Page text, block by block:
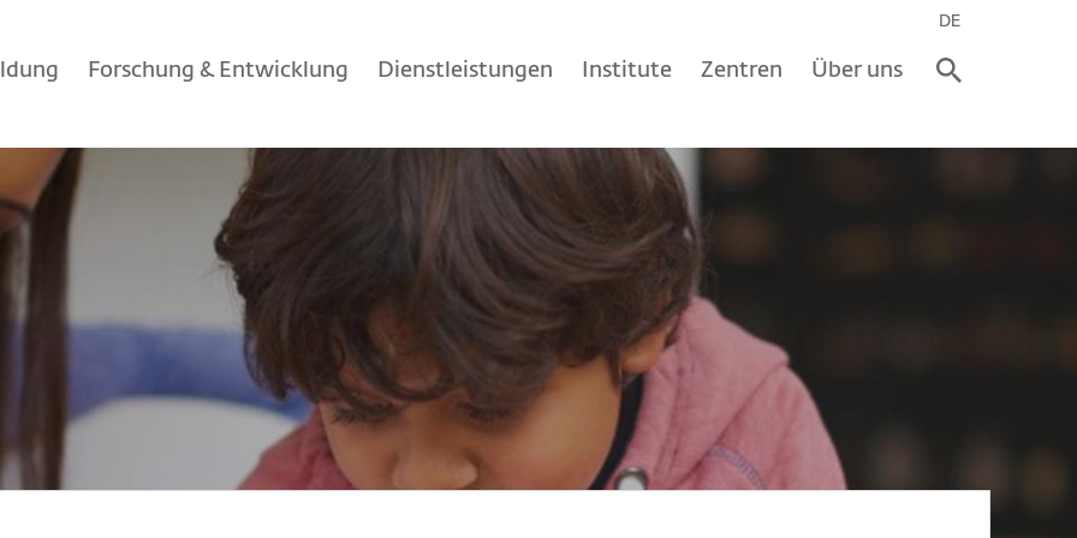
Forschung & Entwicklung Dienstleistungen Institute Zentren Über uns
DE